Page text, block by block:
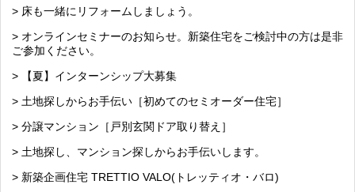
> 床も一緒にリフォームしましょう。
> オンラインセミナーのお知らせ。新築住宅をご検討中の方は是非
ご参加ください。
> 【夏】インターンシップ大募集
> 土地探しからお手伝い［初めてのセミオーダー住宅］
> 分譲マンション［戸別玄関ドア取り替え］
> 土地探し、マンション探しからお手伝いします。
> 新築企画住宅 TRETTIO VALO(トレッティオ・バロ)